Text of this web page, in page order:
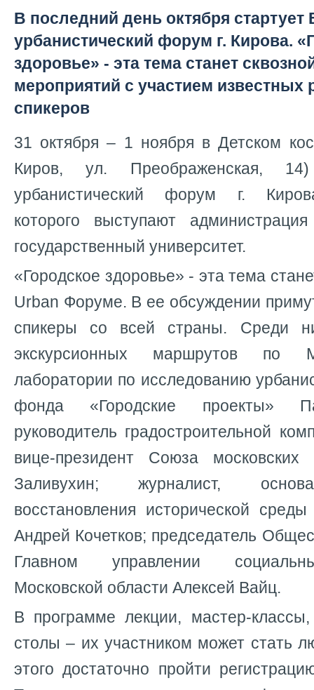
В последний день октября стартует
урбанистический форум г. Кирова.
здоровье» - эта тема станет
мероприятий с участием известных
спикеров
31 октября – 1 ноября в Детском
Киров, ул. Преображенская,
урбанистический форум г.
которого выступают
государственный университет.
«Городское здоровье» - эта тема
Urban Форуме. В ее обсуждении
спикеры со всей страны. Среди
экскурсионных маршрутов по
лаборатории по исследованию
фонда «Городские проекты»
руководитель градостроительной
вице-президент Союза московских
Заливухин; журналист,
восстановления исторической
Андрей Кочетков; председатель
Главном управлении
Московской области Алексей Вайц.
В программе лекции, мастер-классы,
столы – их участником может стать
этого достаточно пройти